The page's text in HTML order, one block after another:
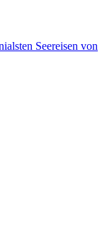
Seereisen von